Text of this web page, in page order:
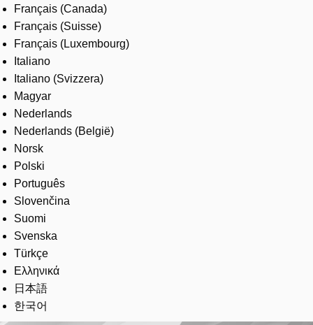
Français (Canada)
Français (Suisse)
Français (Luxembourg)
Italiano
Italiano (Svizzera)
Magyar
Nederlands
Nederlands (België)
Norsk
Polski
Português
Slovenčina
Suomi
Svenska
Türkçe
Ελληνικά
日本語
한국어